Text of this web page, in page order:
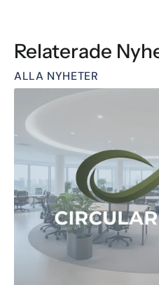
Relaterade
ALLA NYHETER